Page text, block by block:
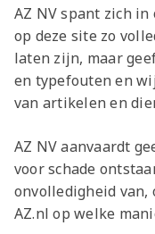
AZ
AZ NV spant zich
op deze site zo
laten zijn, maar
en typefouten en
van artikelen en
AZ NV aanvaardt
voor schade
onvolledigheid
AZ.nl op welke